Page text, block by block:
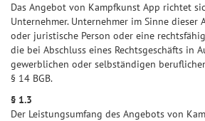
Das Angebot von Kampfkunst App richtet
Unternehmer. Unternehmer im Sinne dieser
oder juristische Person oder eine
die bei Abschluss eines Rechtsgeschäfts in
gewerblichen oder selbständigen
§ 14 BGB.
§ 1.3
Der Leistungsumfang des Angebots von